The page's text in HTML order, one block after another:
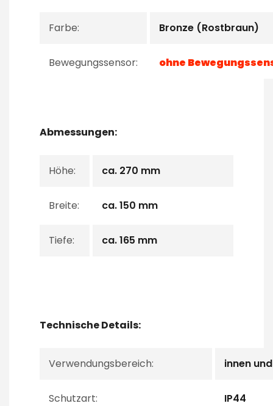
Farbe: Bronze (Rostbraun)
Bewegungssensor: ohne
Abmessungen:
Höhe: ca. 270 mm
Breite: ca. 150 mm
Tiefe: ca. 165 mm
Technische Details:
Verwendungsbereich: innen
Schutzart: IP44